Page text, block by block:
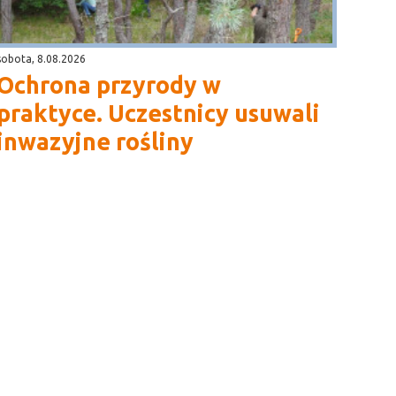
8.08.2026
przyrody w
Uczestnicy usuwali
rośliny